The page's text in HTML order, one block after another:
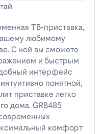
ТВ-приставка,
любимому
С ней вы сможете
и быстрым
интерфейс
понятной,
приставке легко
дома. GRB485
комфорт